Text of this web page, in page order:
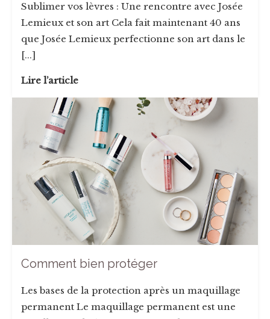
Sublimer vos lèvres : Une rencontre avec Josée
Lemieux et son art Cela fait maintenant 40 ans
que Josée Lemieux perfectionne son art dans le
[...]
Lire l’article
Comment bien protéger
Les bases de la protection après un maquillage
permanent Le maquillage permanent est une